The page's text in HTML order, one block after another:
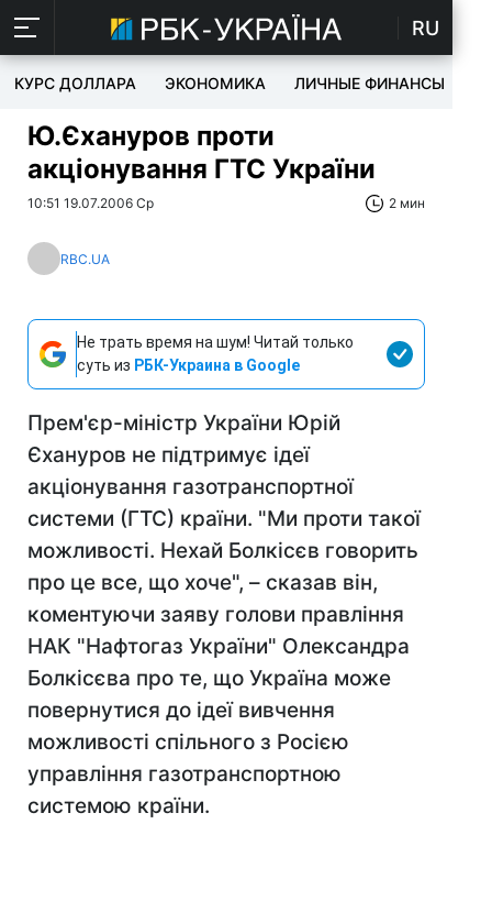
RU
КУРС ДОЛЛАРА ЭКОНОМИКА ЛИЧНЫЕ ФИНАНСЫ
Ю.Єхануров проти
акціонування ГТС України
10:51 19.07.2006 Ср 2 мин
RBC.UA
Не трать время на шум! Читай только
суть из РБК-Украина в Google
Прем'єр-міністр України Юрій
Єхануров не підтримує ідеї
акціонування газотранспортної
системи (ГТС) країни. "Ми проти такої
можливості. Нехай Болкісєв говорить
про це все, що хоче", – сказав він,
коментуючи заяву голови правління
НАК "Нафтогаз України" Олександра
Болкісєва про те, що Україна може
повернутися до ідеї вивчення
можливості спільного з Росією
управління газотранспортною
системою країни.